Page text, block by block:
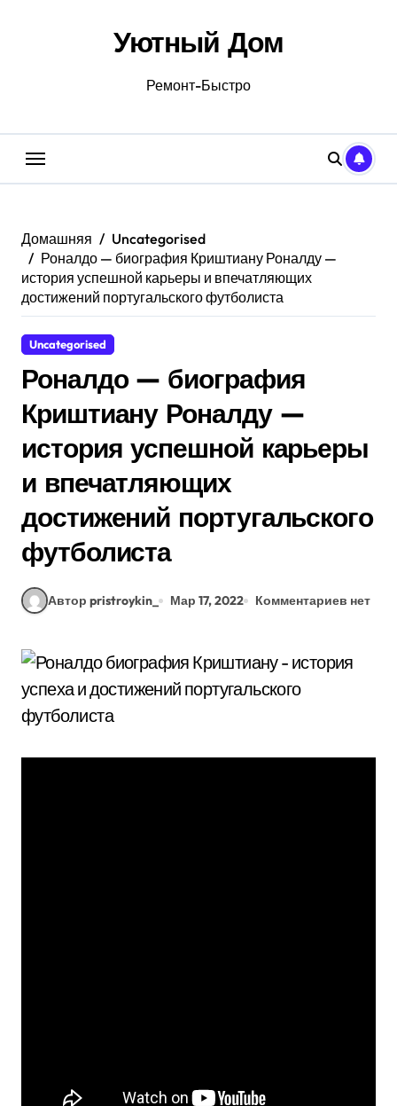
Уютный Дом
Ремонт-Быстро
Домашняя
Uncategorised
Роналдо — биография Криштиану Роналду —
история успешной карьеры и впечатляющих
достижений португальского футболиста
Uncategorised
Роналдо — биография
Криштиану Роналду —
история успешной карьеры
и впечатляющих
достижений португальского
футболиста
Автор pristroykin_ Мар 17, 2022 Комментариев нет